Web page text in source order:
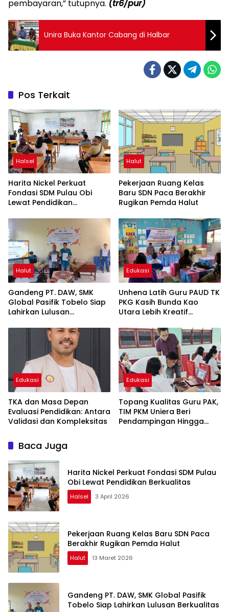
pembayaran,” tutupnya. (tr6/pur)
Unira Buka Kantor Cabang di Halbar
Pos Terkait
Halsel
Harita Nickel Perkuat
Fondasi SDM Pulau Obi
Lewat Pendidikan
Halut
Pekerjaan Ruang Kelas
Baru SDN Paca Berakhir
Rugikan Pemda Halut
Halut
Gandeng PT. DAW, SMK
Global Pasifik Tobelo Siap
Lahirkan Lulusan
Edukasi
Unhena Latih Guru PAUD TK
PKG Kasih Bunda Kao
Utara Lebih Kreatif
Edukasi
TKA dan Masa Depan
Evaluasi Pendidikan: Antara
Validasi dan Kompleksitas
Edukasi
Topang Kualitas Guru PAK,
TIM PKM Uniera Beri
Pendampingan Hingga
Baca Juga
Harita Nickel Perkuat Fondasi SDM Pulau
Obi Lewat Pendidikan Berkualitas
Halsel 3 April 2026
Pekerjaan Ruang Kelas Baru SDN Paca
Berakhir Rugikan Pemda Halut
Halut 13 Maret 2026
Gandeng PT. DAW, SMK Global Pasifik
Tobelo Siap Lahirkan Lulusan Berkualitas